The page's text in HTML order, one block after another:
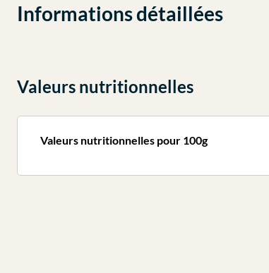
Informations détaillées
Valeurs nutritionnelles
Valeurs nutritionnelles pour 100g